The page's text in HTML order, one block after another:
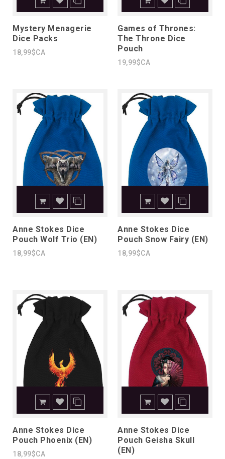
Mystery Menagerie
Dice Packs
18,99$CA
Games of Thrones:
The Throne Dice
Pouch
19,99$CA
Anne Stokes Dice
Pouch Wolf Trio (EN)
18,99$CA
Anne Stokes Dice
Pouch Snow Fairy (EN)
18,99$CA
Anne Stokes Dice
Pouch Phoenix (EN)
18,99$CA
Anne Stokes Dice
Pouch Geisha Skull
(EN)